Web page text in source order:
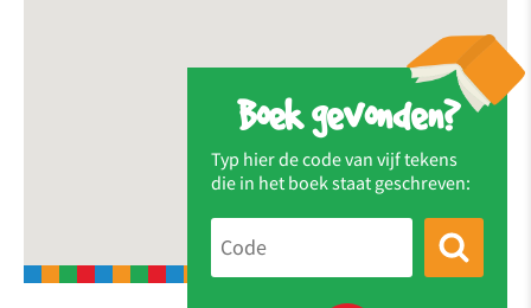
Boek gevonden?
Typ hier de code van vijf tekens
die in het boek staat geschreven: